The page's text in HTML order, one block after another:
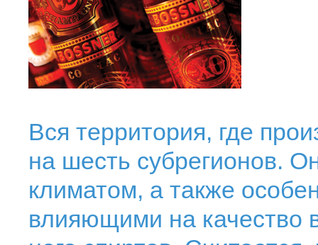
Вся территория, где
на шесть субрегионов.
климатом, а также
влияющими на качество